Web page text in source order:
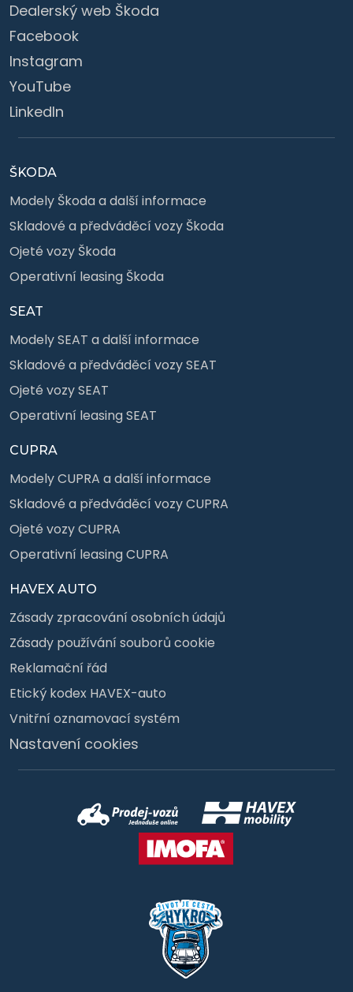
Dealerský web Škoda
Facebook
Instagram
YouTube
LinkedIn
ŠKODA
Modely Škoda a další informace
Skladové a předváděcí vozy Škoda
Ojeté vozy Škoda
Operativní leasing Škoda
SEAT
Modely SEAT a další informace
Skladové a předváděcí vozy SEAT
Ojeté vozy SEAT
Operativní leasing SEAT
CUPRA
Modely CUPRA a další informace
Skladové a předváděcí vozy CUPRA
Ojeté vozy CUPRA
Operativní leasing CUPRA
HAVEX AUTO
Zásady zpracování osobních údajů
Zásady používání souborů cookie
Reklamační řád
Etický kodex HAVEX-auto
Vnitřní oznamovací systém
Nastavení cookies